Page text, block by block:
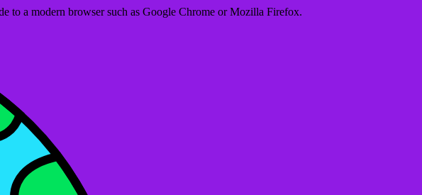
to a modern browser such as Google Chrome or Mozilla Firefox.